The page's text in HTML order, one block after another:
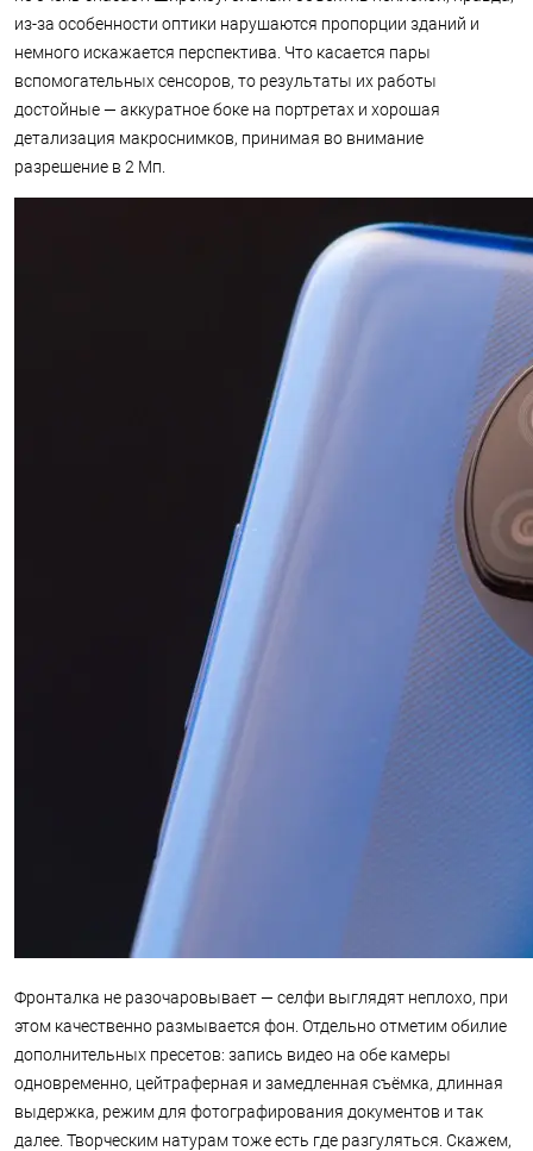
из-за особенности оптики нарушаются пропорции зданий и
немного искажается перспектива. Что касается пары
вспомогательных сенсоров, то результаты их работы
достойные — аккуратное боке на портретах и хорошая
детализация макроснимков, принимая во внимание
разрешение в 2 Мп.
Фронталка не разочаровывает — селфи выглядят неплохо, при
этом качественно размывается фон. Отдельно отметим обилие
дополнительных пресетов: запись видео на обе камеры
одновременно, цейтраферная и замедленная съёмка, длинная
выдержка, режим для фотографирования документов и так
далее. Творческим натурам тоже есть где разгуляться. Скажем,